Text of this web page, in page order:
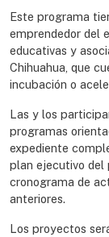
Este programa
emprendedor del
educativas y
Chihuahua, que
incubación o
Las y los
programas
expediente
plan ejecutivo del
cronograma de
anteriores.
Los proyectos